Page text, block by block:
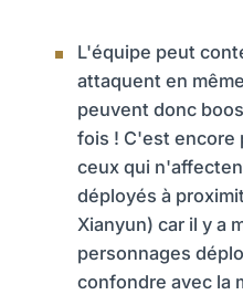
L'équipe peut
attaquent en
peuvent donc
fois ! C'est encore
ceux qui
déployés à
Xianyun) car il y a
personnages
confondre avec la